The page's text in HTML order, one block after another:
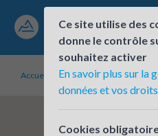
Accueil Établissements inscrits
Ce site utilise des
donne le contrôle
souhaitez activer
En savoir plus sur la
données et vos droits
Cookies